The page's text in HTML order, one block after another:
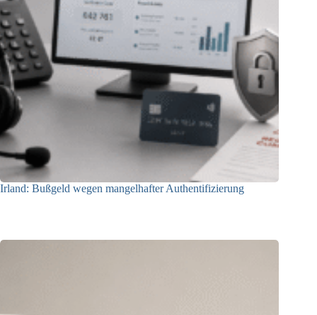
Irland: Bußgeld wegen mangelhafter Authentifizierung